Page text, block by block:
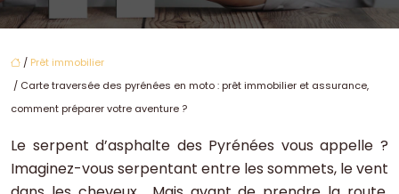
/ Prêt immobilier
/ Carte traversée des pyrénées en moto : prêt immobilier et assurance,
comment préparer votre aventure ?
Le serpent d’asphalte des Pyrénées vous appelle ?
Imaginez-vous serpentant entre les sommets, le vent